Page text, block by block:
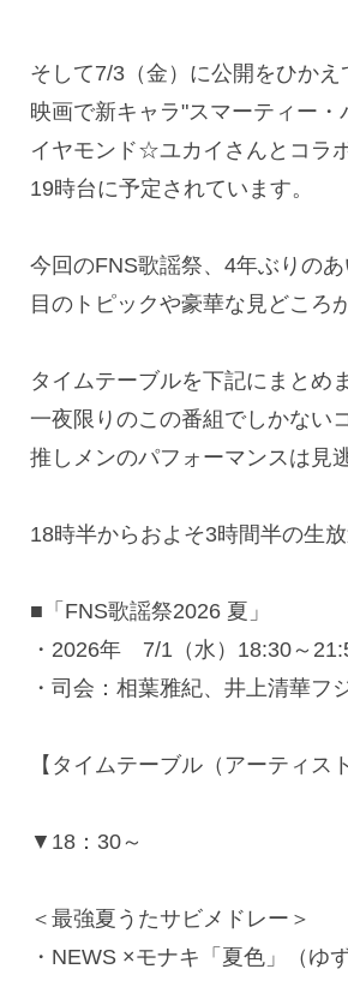
そして7/3（金）に公開をひかえ
映画で新キャラ"スマーティー
イヤモンド☆ユカイさんとコラ
19時台に予定されています。
今回のFNS歌謡祭、4年ぶりの
目のトピックや豪華な見どころ
タイムテーブルを下記にまとめ
一夜限りのこの番組でしかない
推しメンのパフォーマンスは見
18時半からおよそ3時間半の生
■「FNS歌謡祭2026 夏」
・2026年 7/1（水）18:30～
・司会：相葉雅紀、井上清華フ
【タイムテーブル（アーティス
▼18：30～
＜最強夏うたサビメドレー＞
・NEWS ×モナキ「夏色」（ゆず